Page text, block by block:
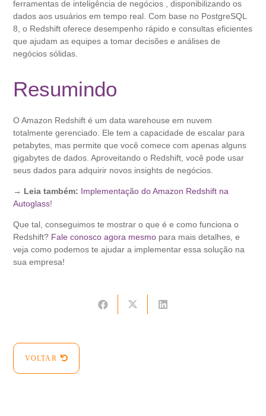
ferramentas de inteligência de negócios , disponibilizando os
dados aos usuários em tempo real. Com base no PostgreSQL
8, o Redshift oferece desempenho rápido e consultas eficientes
que ajudam as equipes a tomar decisões e análises de
negócios sólidas.
Resumindo
O Amazon Redshift é um data warehouse em nuvem
totalmente gerenciado. Ele tem a capacidade de escalar para
petabytes, mas permite que você comece com apenas alguns
gigabytes de dados. Aproveitando o Redshift, você pode usar
seus dados para adquirir novos insights de negócios.
→ Leia também: Implementação do Amazon Redshift na
Autoglass!
Que tal, conseguimos te mostrar o que é e como funciona o
Redshift? Fale conosco agora mesmo para mais detalhes, e
veja como podemos te ajudar a implementar essa solução na
sua empresa!
VOLTAR